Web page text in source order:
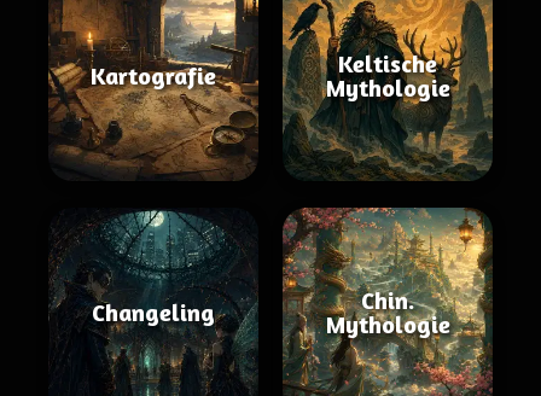
Kartografie
Keltische
Mythologie
Changeling
Chin.
Mythologie